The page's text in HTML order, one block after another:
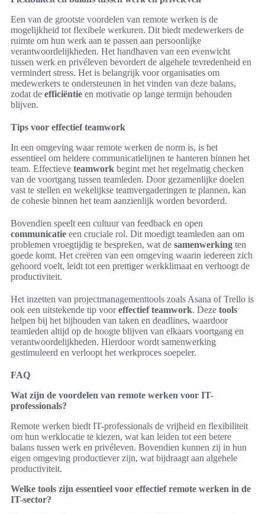
Een van de grootste voordelen van remote werken is de
mogelijkheid tot flexibele werkuren. Dit biedt medewerkers de
ruimte om hun werk aan te passen aan persoonlijke
verantwoordelijkheden. Het handhaven van een evenwicht
tussen werk en privéleven bevordert de algehele tevredenheid en
vermindert stress. Het is belangrijk voor organisaties om
medewerkers te ondersteunen in het vinden van deze balans,
zodat de efficiëntie en motivatie op lange termijn behouden
blijven.
Tips voor effectief teamwork
In een omgeving waar remote werken de norm is, is het
essentieel om heldere communicatielijnen te hanteren binnen het
team. Effectieve teamwork begint met het regelmatig checken
van de voortgang tussen teamleden. Door gezamenlijke doelen
vast te stellen en wekelijkse teamvergaderingen te plannen, kan
de cohesie binnen het team aanzienlijk worden bevorderd.
Bovendien speelt een cultuur van feedback en open
communicatie een cruciale rol. Dit moedigt teamleden aan om
problemen vroegtijdig te bespreken, wat de samenwerking ten
goede komt. Het creëren van een omgeving waarin iedereen zich
gehoord voelt, leidt tot een prettiger werkklimaat en verhoogt de
productiviteit.
Het inzetten van projectmanagementtools zoals Asana of Trello is
ook een uitstekende tip vooreffectief teamwork. Deze tools
helpen bij het bijhouden van taken en deadlines, waardoor
teamleden altijd op de hoogte blijven van elkaars voortgang en
verantwoordelijkheden. Hierdoor wordt samenwerking
gestimuleerd en verloopt het werkproces soepeler.
FAQ
Wat zijn de voordelen van remote werken voor IT-
professionals?
Remote werken biedt IT-professionals de vrijheid en flexibiliteit
om hun werklocatie te kiezen, wat kan leiden tot een betere
balans tussen werk en privéleven. Bovendien kunnen zij in hun
eigen omgeving productiever zijn, wat bijdraagt aan algehele
productiviteit.
Welke tools zijn essentieel voor effectief remote werken in de
IT-sector?